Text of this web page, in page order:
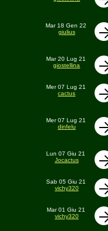
Mar 18 Gen 22
giulius
Mar 20 Lug 21
giostellina
Mer 07 Lug 21
cactus
Mer 07 Lug 21
dinfelu
Lun 07 Giu 21
Jocactus
Sab 05 Giu 21
vichy320
Mar 01 Giu 21
vichy320